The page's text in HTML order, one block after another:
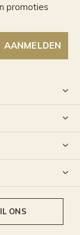
promoties
AANMELDEN
ONS